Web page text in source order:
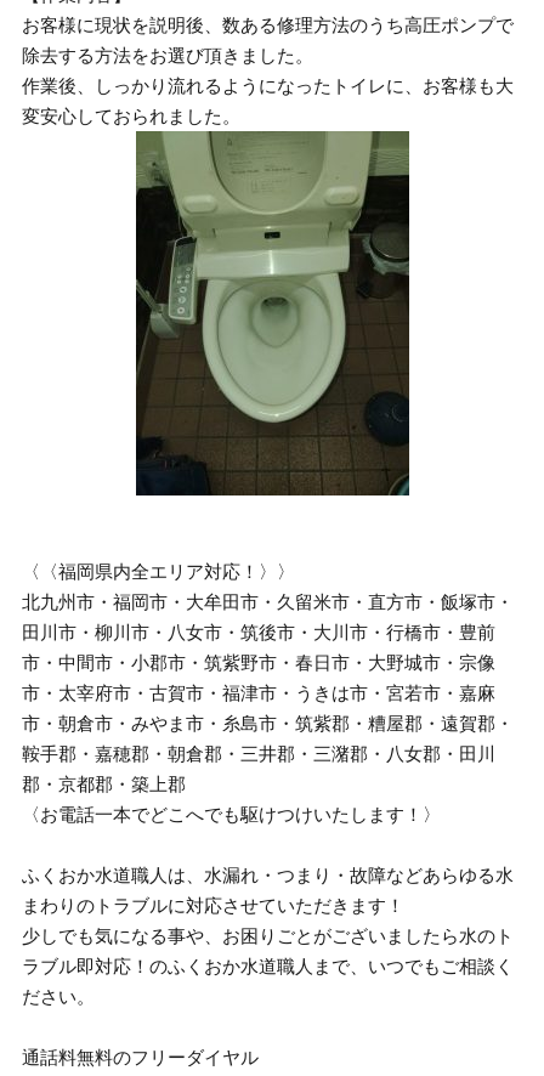
お客様に現状を説明後、数ある修理方法のうち高圧ポンプで
除去する方法をお選び頂きました。
作業後、しっかり流れるようになったトイレに、お客様も大
変安心しておられました。
〈〈福岡県内全エリア対応！〉〉
北九州市・福岡市・大牟田市・久留米市・直方市・飯塚市・
田川市・柳川市・八女市・筑後市・大川市・行橋市・豊前
市・中間市・小郡市・筑紫野市・春日市・大野城市・宗像
市・太宰府市・古賀市・福津市・うきは市・宮若市・嘉麻
市・朝倉市・みやま市・糸島市・筑紫郡・糟屋郡・遠賀郡・
鞍手郡・嘉穂郡・朝倉郡・三井郡・三潴郡・八女郡・田川
郡・京都郡・築上郡
〈お電話一本でどこへでも駆けつけいたします！〉
ふくおか水道職人は、水漏れ・つまり・故障などあらゆる水
まわりのトラブルに対応させていただきます！
少しでも気になる事や、お困りごとがございましたら水のト
ラブル即対応！のふくおか水道職人まで、いつでもご相談く
ださい。
通話料無料のフリーダイヤル